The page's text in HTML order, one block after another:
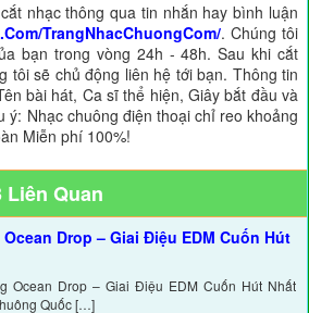
nhạc thông qua tin nhắn hay bình luận
TrangNhacChuongCom/. Chúng tôi
bạn trong vòng 24h - 48h. Sau khi cắt
tôi sẽ chủ động liên hệ tới bạn. Thông tin
bài hát, Ca sĩ thể hiện, Giây bắt đầu và
ý: Nhạc chuông điện thoại chỉ reo khoảng
Miễn phí 100%!
Liên Quan
Drop – Giai Điệu EDM Cuốn Hút
Ocean Drop – Giai Điệu EDM Cuốn Hút Nhất
Quốc […]